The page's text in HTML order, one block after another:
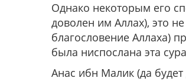
Однако некоторым его
доволен им Аллах), это
благословение Аллаха)
была ниспослана эта
Анас ибн Малик (да